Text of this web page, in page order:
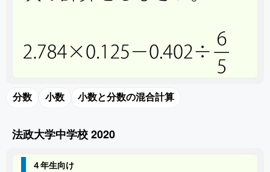
分数 小数 小数と分数の混合計算
法政大学中学校 2020
４年生向け